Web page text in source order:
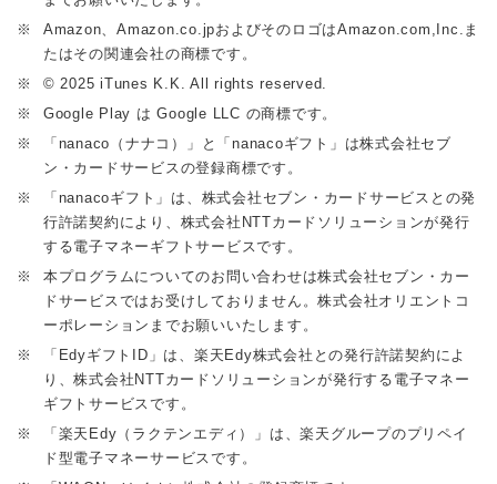
※
Amazon、Amazon.co.jpおよびそのロゴはAmazon.com,Inc.ま
たはその関連会社の商標です。
※
© 2025 iTunes K.K. All rights reserved.
※
Google Play は Google LLC の商標です。
※
「nanaco（ナナコ）」と「nanacoギフト」は株式会社セブ
ン・カードサービスの登録商標です。
※
「nanacoギフト」は、株式会社セブン・カードサービスとの発
行許諾契約により、株式会社NTTカードソリューションが発行
する電子マネーギフトサービスです。
※
本プログラムについてのお問い合わせは株式会社セブン・カー
ドサービスではお受けしておりません。株式会社オリエントコ
ーポレーションまでお願いいたします。
※
「EdyギフトID」は、楽天Edy株式会社との発行許諾契約によ
り、株式会社NTTカードソリューションが発行する電子マネー
ギフトサービスです。
※
「楽天Edy（ラクテンエディ）」は、楽天グループのプリペイ
ド型電子マネーサービスです。